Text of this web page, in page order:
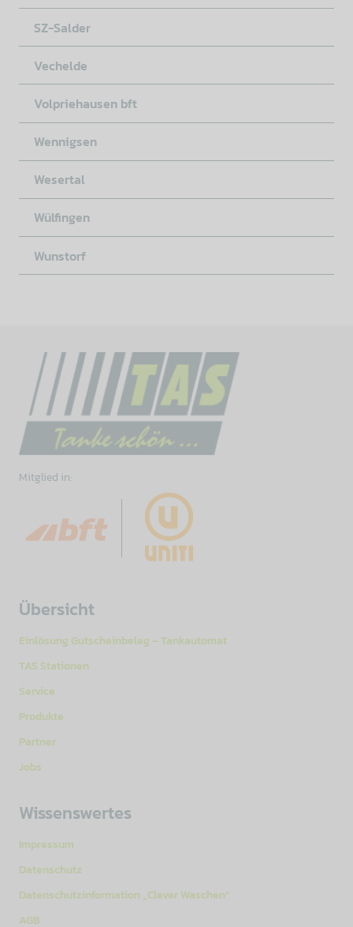
SZ-Salder
Vechelde
Volpriehausen bft
Wennigsen
Wesertal
Wülfingen
Wunstorf
Mitglied in:
Übersicht
Einlösung Gutscheinbeleg – Tankautomat
TAS Stationen
Service
Produkte
Partner
Jobs
Wissenswertes
Impressum
Datenschutz
Datenschutzinformation „Clever Waschen“
AGB